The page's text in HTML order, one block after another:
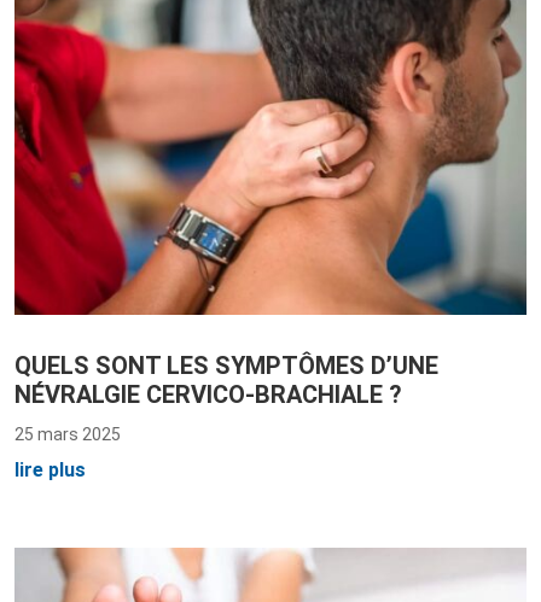
QUELS SONT LES SYMPTÔMES D’UNE
NÉVRALGIE CERVICO-BRACHIALE ?
25 mars 2025
lire plus